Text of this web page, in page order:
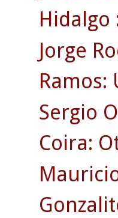
Jorge
Sergio
Coira: